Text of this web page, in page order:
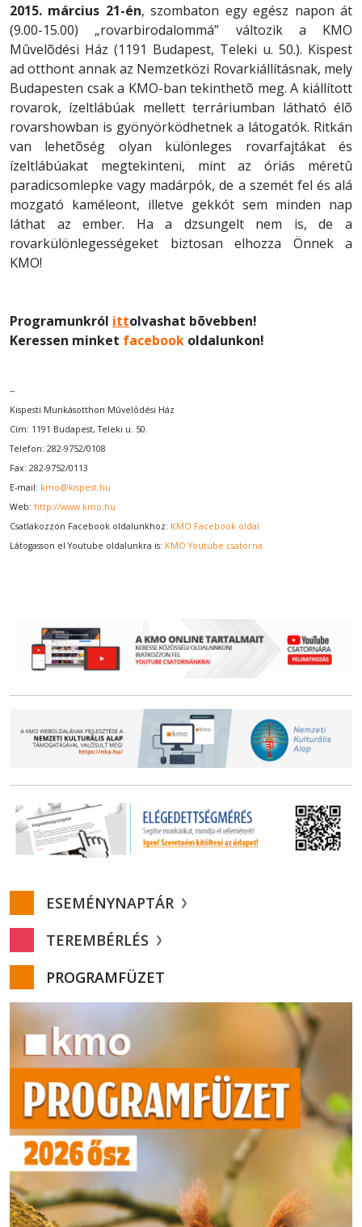
2015. március 21-én, szombaton egy egész napon át
(9.00-15.00) „rovarbirodalommá” változik a KMO
Mûvelõdési Ház (1191 Budapest, Teleki u. 50.). Kispest
ad otthont annak az Nemzetközi Rovarkiállításnak, mely
Budapesten csak a KMO-ban tekinthetõ meg. A kiállított
rovarok, ízeltlábúak mellett terráriumban látható élõ
rovarshowban is gyönyörködhetnek a látogatók. Ritkán
van lehetõség olyan különleges rovarfajtákat és
ízeltlábúakat megtekinteni, mint az óriás méretû
paradicsomlepke vagy madárpók, de a szemét fel és alá
mozgató kaméleont, illetve gekkót sem minden nap
láthat az ember. Ha a dzsungelt nem is, de a
rovarkülönlegességeket biztosan elhozza Önnek a
KMO!
Programunkról ittolvashat bõvebben!
Keressen minket facebook oldalunkon!
--
Kispesti Munkásotthon Mûvelõdési Ház
Cím: 1191 Budapest, Teleki u. 50.
Telefon: 282-9752/0108
Fax: 282-9752/0113
E-mail: kmo@kispest.hu
Web: http://www.kmo.hu
Csatlakozzon Facebook oldalunkhoz: KMO Facebook oldal
Látogasson el Youtube oldalunkra is: KMO Youtube csatorna
ESEMÉNYNAPTÁR
TEREMBÉRLÉS
PROGRAMFÜZET